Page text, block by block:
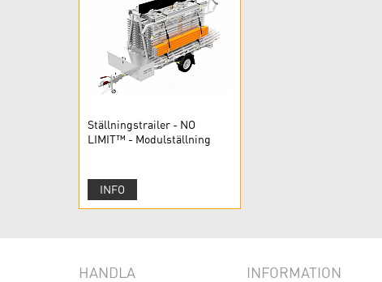
Ställningstrailer - NO
LIMIT™ - Modulställning
INFO
HANDLA INFORMATION